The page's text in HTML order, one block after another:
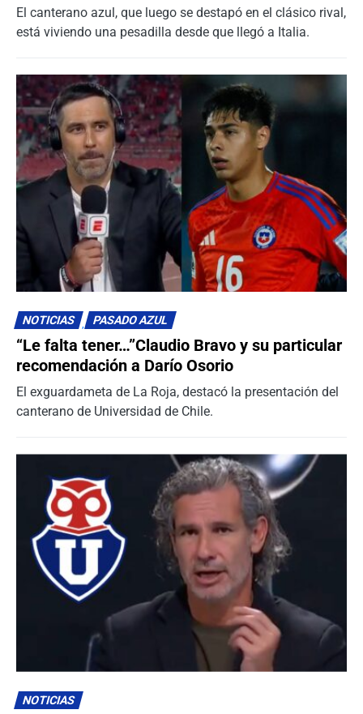
El canterano azul, que luego se destapó en el clásico rival,
está viviendo una pesadilla desde que llegó a Italia.
NOTICIAS PASADO AZUL
“Le falta tener…”Claudio Bravo y su particular
recomendación a Darío Osorio
El exguardameta de La Roja, destacó la presentación del
canterano de Universidad de Chile.
NOTICIAS